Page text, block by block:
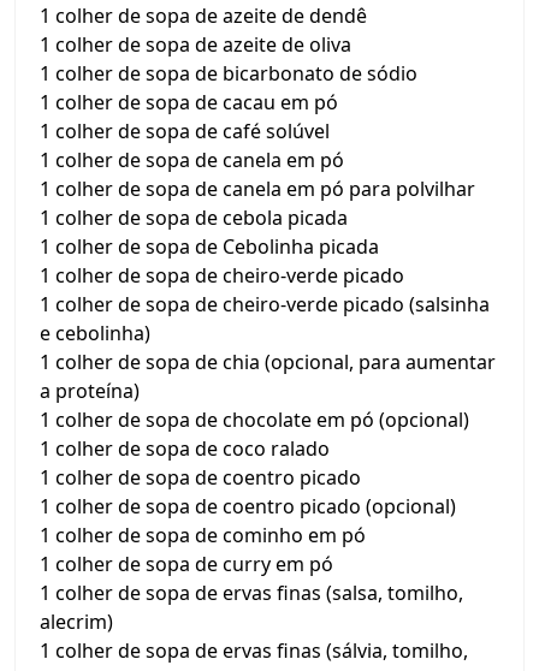
1 colher de sopa de azeite de dendê
1 colher de sopa de azeite de oliva
1 colher de sopa de bicarbonato de sódio
1 colher de sopa de cacau em pó
1 colher de sopa de café solúvel
1 colher de sopa de canela em pó
1 colher de sopa de canela em pó para polvilhar
1 colher de sopa de cebola picada
1 colher de sopa de Cebolinha picada
1 colher de sopa de cheiro-verde picado
1 colher de sopa de cheiro-verde picado (salsinha
e cebolinha)
1 colher de sopa de chia (opcional, para aumentar
a proteína)
1 colher de sopa de chocolate em pó (opcional)
1 colher de sopa de coco ralado
1 colher de sopa de coentro picado
1 colher de sopa de coentro picado (opcional)
1 colher de sopa de cominho em pó
1 colher de sopa de curry em pó
1 colher de sopa de ervas finas (salsa, tomilho,
alecrim)
1 colher de sopa de ervas finas (sálvia, tomilho,